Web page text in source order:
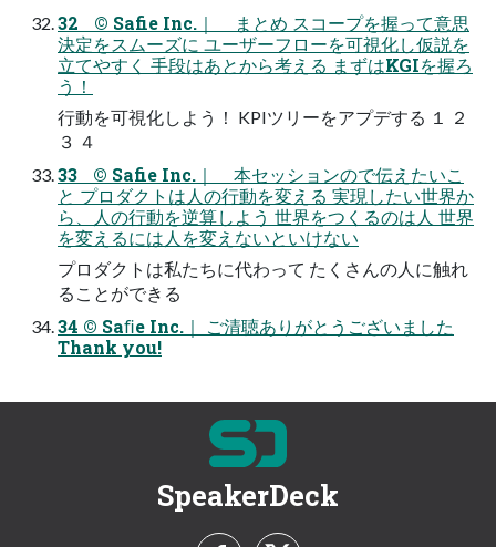
32 © Safie Inc.｜ まとめ スコープを握って意思
決定をスムーズに ユーザーフローを可視化し仮説を
立てやすく 手段はあとから考える まずはKGIを握ろ
う！
行動を可視化しよう！ KPIツリーをアプデする １ ２
３ ４
33 © Safie Inc.｜ 本セッションので伝えたいこ
と プロダクトは人の行動を変える 実現したい世界か
ら、人の行動を逆算しよう 世界をつくるのは人 世界
を変えるには人を変えないといけない
プロダクトは私たちに代わって たくさんの人に触れ
ることができる
34 © Saﬁe Inc.｜ ご清聴ありがとうございました
Thank you!
SpeakerDeck